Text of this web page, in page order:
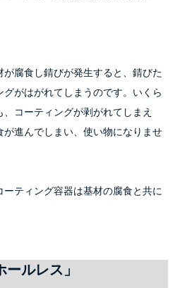
腐食し錆びが発生すると、錆びた
がはがれてしまうのです。いくら
コーティングが剥がれてしまえ
進んでしまい、使い物になりませ
ティング容器は基材の腐食と共に
ルレス」